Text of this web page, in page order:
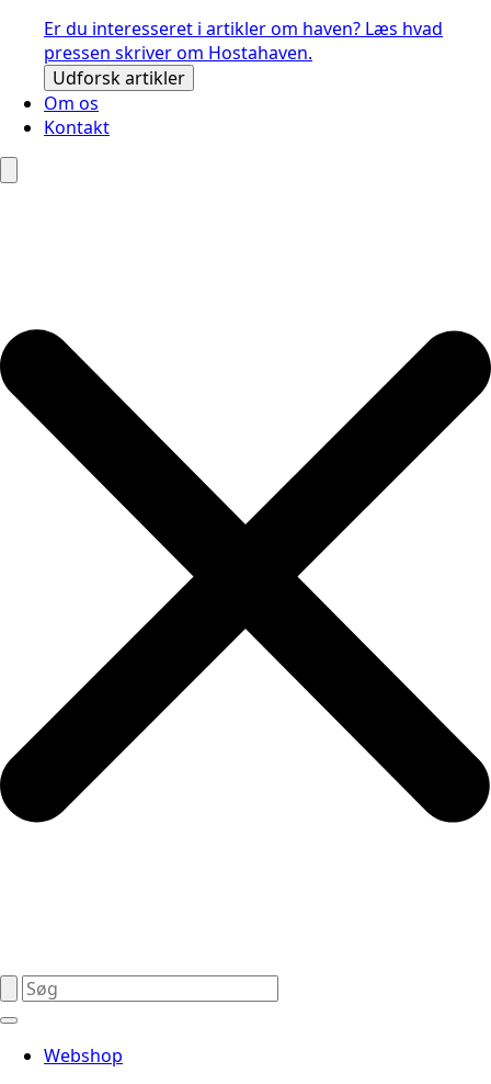
Er du interesseret i artikler om haven? Læs hvad
pressen skriver om Hostahaven.
Udforsk artikler
Om os
Kontakt
Webshop